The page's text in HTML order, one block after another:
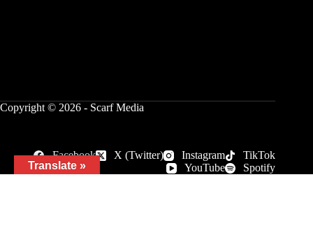
Copyright © 2026 - Scarf Media
Facebook X (Twitter) Instagram
TikTok
YouTube
Spotify
Translate »